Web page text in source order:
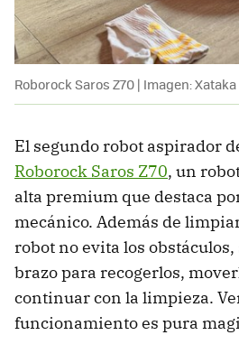
Roborock Saros Z70 | Imagen: Xataka
El segundo robot aspirador
Roborock Saros Z70, un
alta premium que destaca
mecánico. Además de
robot no evita los
brazo para recogerlos,
continuar con la limpieza.
funcionamiento es pura